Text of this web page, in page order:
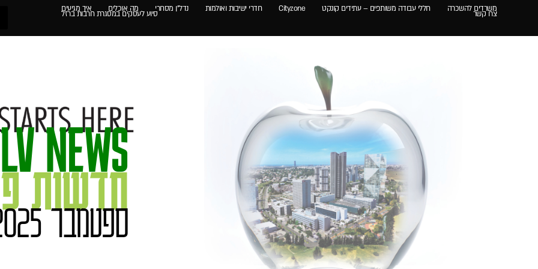
משרדים להשכרה חללי עבודה משותפים – עתידים קונקט Cityzone חדרי ישיבות ואולמות נדל"ן מסחרי מה אוכלים איך מגיעים
צרו קשר סיוע לעסקים במסגרת חרבות ברזל
NEWS
חדשות
ספטמבר 2025